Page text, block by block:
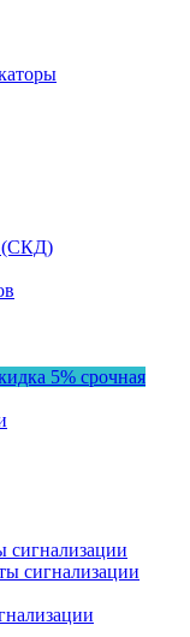
(СКД)
5% срочная
сигнализации
сигнализации